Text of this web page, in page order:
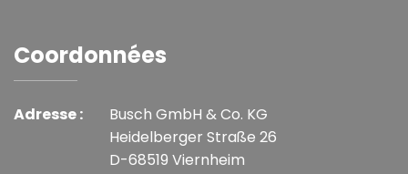
Coordonnées
Adresse :
Busch GmbH & Co. KG
Heidelberger Straße 26
D-68519 Viernheim